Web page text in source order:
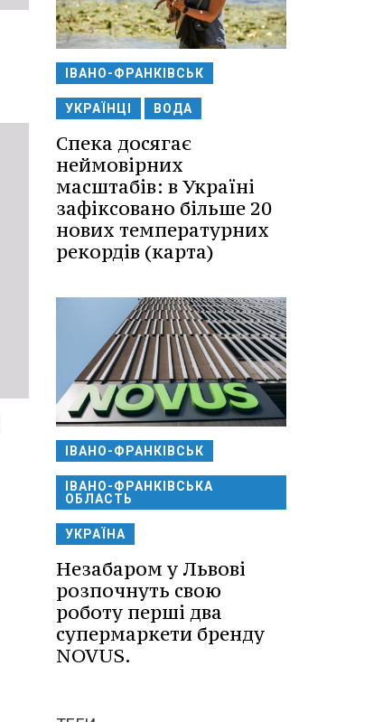
ІВАНО-ФРАНКІВСЬК
УКРАЇНЦІ ВОДА
Спека досягає
неймовірних
масштабів: в Україні
зафіксовано більше 20
нових температурних
рекордів (карта)
ІВАНО-ФРАНКІВСЬК
ІВАНО-ФРАНКІВСЬКА
ОБЛАСТЬ
УКРАЇНА
Незабаром у Львові
розпочнуть свою
роботу перші два
супермаркети бренду
NOVUS.